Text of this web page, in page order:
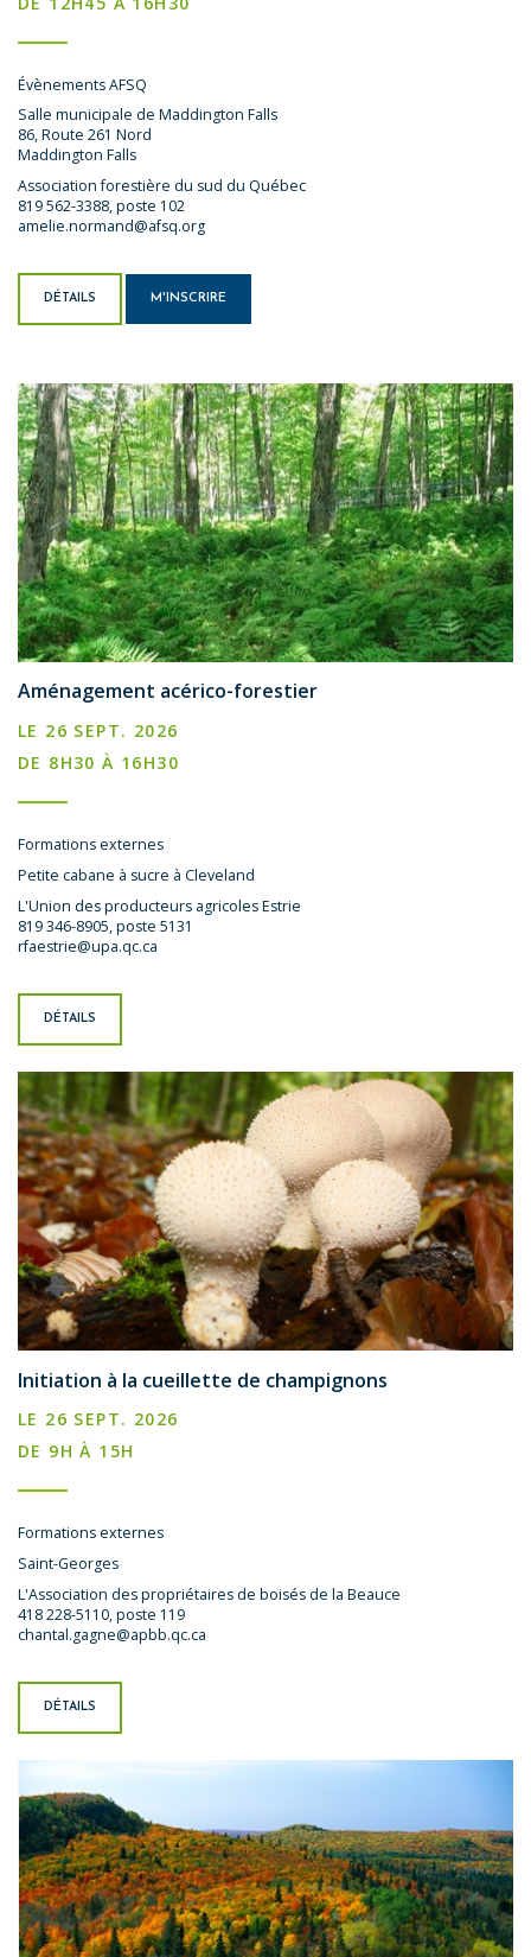
Évènements AFSQ
Salle municipale de Maddington Falls
86, Route 261 Nord
Maddington Falls
Association forestière du sud du Québec
819 562-3388, poste 102
amelie.normand@afsq.org
DÉTAILS M'INSCRIRE
Aménagement acérico-forestier
LE 26 SEPT. 2026
DE 8H30 À 16H30
Formations externes
Petite cabane à sucre à Cleveland
L'Union des producteurs agricoles Estrie
819 346-8905, poste 5131
rfaestrie@upa.qc.ca
DÉTAILS
Initiation à la cueillette de champignons
LE 26 SEPT. 2026
DE 9H À 15H
Formations externes
Saint-Georges
L'Association des propriétaires de boisés de la Beauce
418 228-5110, poste 119
chantal.gagne@apbb.qc.ca
DÉTAILS